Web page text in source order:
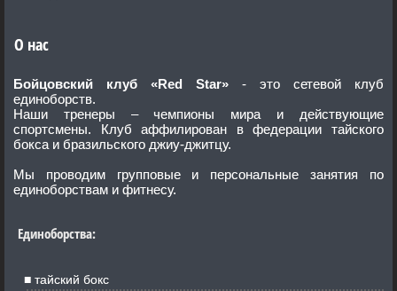
О нас
Бойцовский клуб «Red Star» - это сетевой клуб
единоборств.
Наши тренеры – чемпионы мира и действующие
спортсмены. Клуб аффилирован в федерации тайского
бокса и бразильского джиу-джитцу.
Мы проводим групповые и персональные занятия по
единоборствам и фитнесу.
Единоборства:
тайский бокс